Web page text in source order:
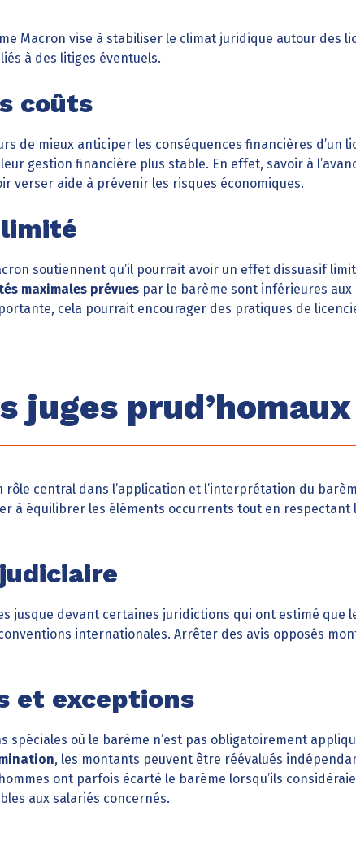
Macron vise à stabiliser le climat juridique autour des
à des litiges éventuels.
coûts
de mieux anticiper les conséquences financières d’un
gestion financière plus stable. En effet, savoir à
verser aide à prévenir les risques économiques.
soutiennent qu’il pourrait avoir un effet dissuasif
maximales prévues par le barème sont inférieures
cela pourrait encourager des pratiques de
juges prud’homaux
rôle central dans l’application et l’interprétation du
à équilibrer les éléments occurrents tout en respectant
jusque devant certaines juridictions qui ont estimé que
internationales. Arrêter des avis opposés
et exceptions
spéciales où le barème n’est pas obligatoirement
, les montants peuvent être réévalués
ont parfois écarté le barème lorsqu’ils
aux salariés concernés.